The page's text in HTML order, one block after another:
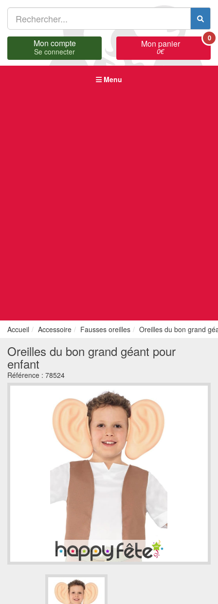
Mon compte
Se connecter
Mon panier
0€
0
Menu
Accueil Accessoire Fausses oreilles Oreilles du bon grand
Oreilles du bon grand géant pour
enfant
Référence : 78524